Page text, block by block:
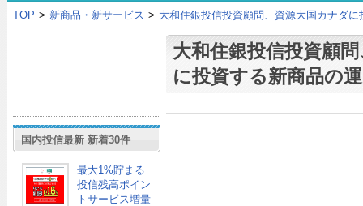
TOP > 新商品・新サービス > 大和住銀投信投資顧問、資源大国カナダ
国内投信最新 新着30件
最大1%貯まる
投信残高ポイン
トサービス増量
大和住銀投信投資顧
に投資する新商品の